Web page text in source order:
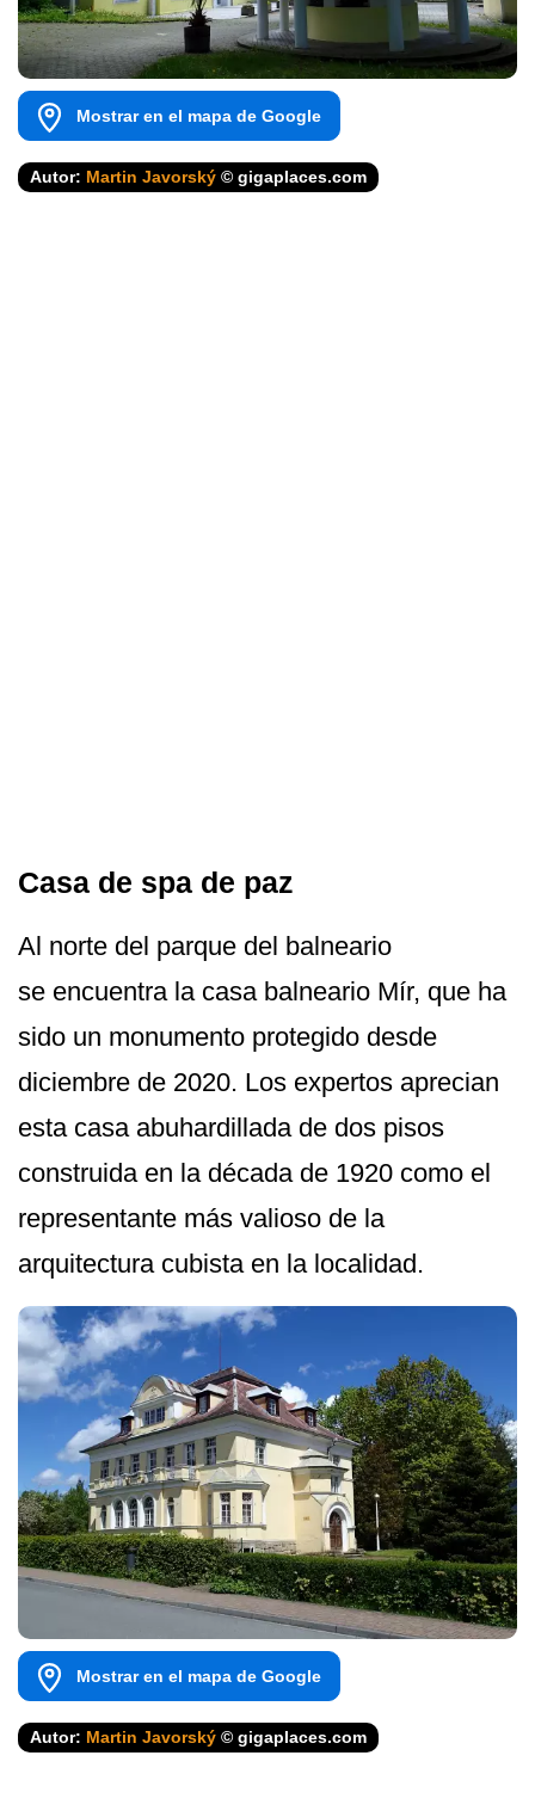
Mostrar en el mapa de Google
Autor: Martin Javorský © gigaplaces.com
Casa de spa de paz
Al norte del parque del balneario
se encuentra la casa balneario Mír, que ha
sido un monumento protegido desde
diciembre de 2020. Los expertos aprecian
esta casa abuhardillada de dos pisos
construida en la década de 1920 como el
representante más valioso de la
arquitectura cubista en la localidad.
Mostrar en el mapa de Google
Autor: Martin Javorský © gigaplaces.com